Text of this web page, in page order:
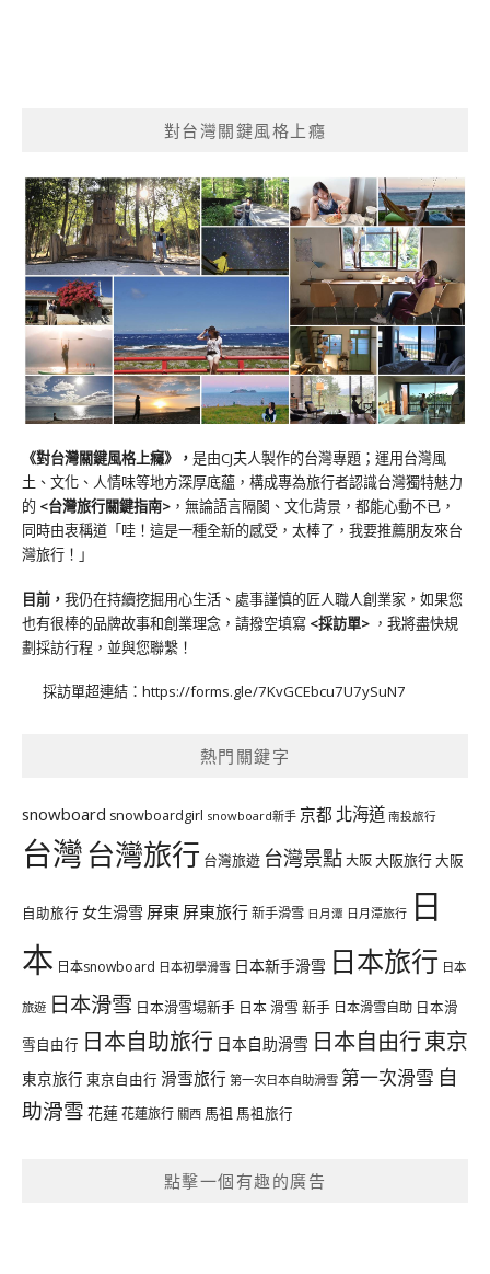
對台灣關鍵風格上癮
《對台灣關鍵風格上癮》 ， 是由CJ夫人製作的台灣專題；運用台灣風
土、文化、人情味等地方深厚底蘊，構成專為旅行者認識台灣獨特魅力
的 <台灣旅行關鍵指南> ，無論語言隔閡、文化背景，都能心動不已，
同時由衷稱道「哇！這是一種全新的感受，太棒了，我要推薦朋友來台
灣旅行！」
目前， 我仍在持續挖掘用心生活、處事謹慎的匠人職人創業家，如果您
也有很棒的品牌故事和創業理念，請撥空填寫 <採訪單> ，我將盡快規
劃採訪行程，並與您聯繫！
採訪單超連結： https://forms.gle/7KvGCEbcu7U7ySuN7
熱門關鍵字
snowboard snowboardgirl snowboard新手 京都 北海道 南投旅行
台灣台灣旅行 台灣旅遊 台灣景點大阪大阪旅行大阪
自助旅行 女生滑雪 屏東 屏東旅行新手滑雪 日月潭 日月潭旅行 日
本 日本snowboard 日本初學滑雪 日本新手滑雪 日本旅行 日本
旅遊 日本滑雪 日本滑雪場新手 日本 滑雪 新手 日本滑雪自助 日本滑
雪自由行 日本自助旅行 日本自助滑雪 日本自由行東京
東京旅行 東京自由行 滑雪旅行 第一次日本自助滑雪 第一次滑雪 自
助滑雪 花蓮花蓮旅行 關西 馬祖 馬祖旅行
點擊一個有趣的廣告